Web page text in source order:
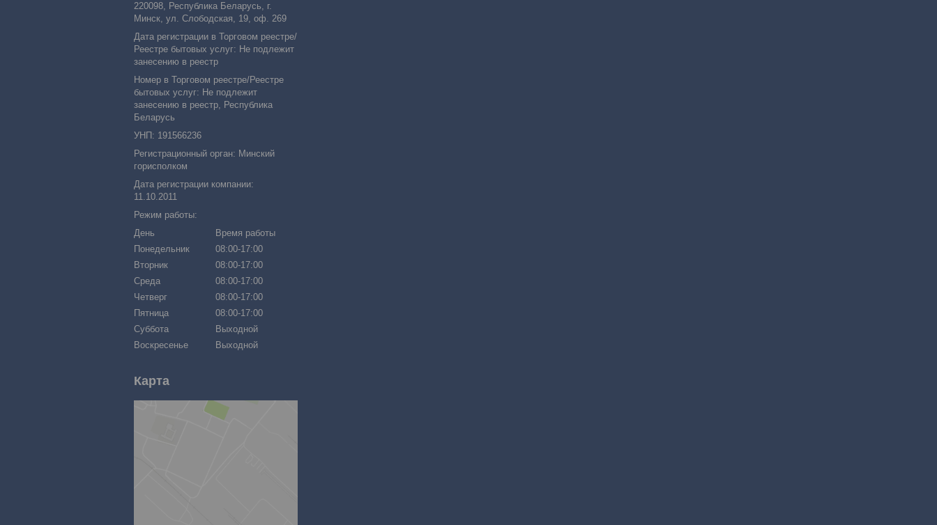
220098, Республика Беларусь, г.
Минск, ул. Слободская, 19, оф. 269
Дата регистрации в Торговом реестре/
Реестре бытовых услуг: Не подлежит
занесению в реестр
Номер в Торговом реестре/Реестре
бытовых услуг: Не подлежит
занесению в реестр, Республика
Беларусь
УНП: 191566236
Регистрационный орган: Минский
горисполком
Дата регистрации компании:
11.10.2011
Режим работы:
День
Время работы
Понедельник
08:00-17:00
Вторник
08:00-17:00
Среда
08:00-17:00
Четверг
08:00-17:00
Пятница
08:00-17:00
Суббота
Выходной
Воскресенье
Выходной
Карта